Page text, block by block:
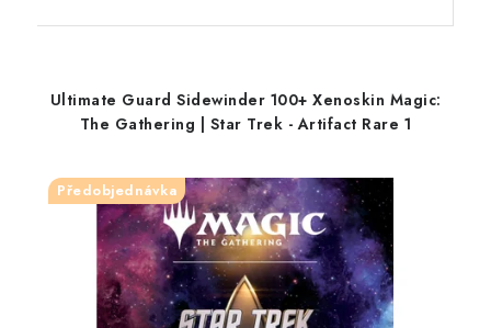
Ultimate Guard Sidewinder 100+ Xenoskin Magic:
The Gathering | Star Trek - Artifact Rare 1
Předobjednávka